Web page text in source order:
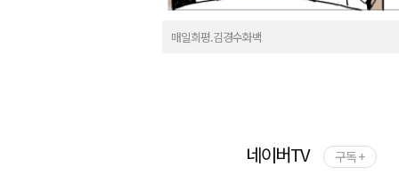
매일희평.김경수화백
네이버TV 구독 +